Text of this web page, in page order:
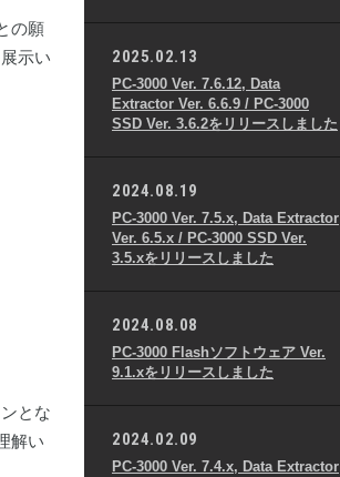
の願
示い
とな
解い
2025.02.13
PC-3000 Ver. 7.6.12, Data
Extractor Ver. 6.6.9 / PC-3000
SSD Ver. 3.6.2をリリースしました
2024.08.19
PC-3000 Ver. 7.5.x, Data Extractor
Ver. 6.5.x / PC-3000 SSD Ver.
3.5.xをリリースしました
2024.08.08
PC-3000 Flashソフトウェア Ver.
9.1.xをリリースしました
2024.02.09
PC-3000 Ver. 7.4.x, Data Extractor